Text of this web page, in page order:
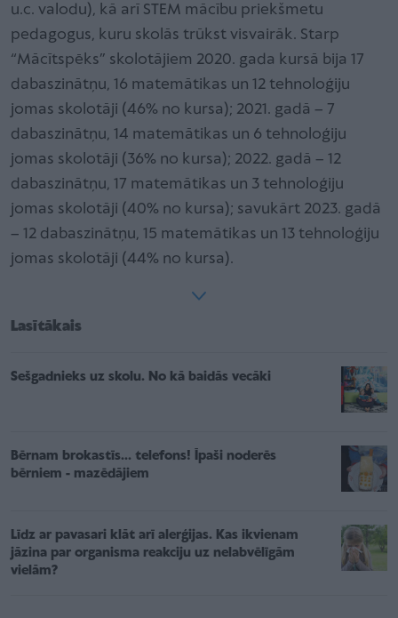
u.c. valodu), kā arī STEM mācību priekšmetu
pedagogus, kuru skolās trūkst visvairāk. Starp
“Mācītspēks” skolotājiem 2020. gada kursā bija 17
dabaszinātņu, 16 matemātikas un 12 tehnoloģiju
jomas skolotāji (46% no kursa); 2021. gadā – 7
dabaszinātņu, 14 matemātikas un 6 tehnoloģiju
jomas skolotāji (36% no kursa); 2022. gadā – 12
dabaszinātņu, 17 matemātikas un 3 tehnoloģiju
jomas skolotāji (40% no kursa); savukārt 2023. gadā
– 12 dabaszinātņu, 15 matemātikas un 13 tehnoloģiju
jomas skolotāji (44% no kursa).
Lasītākais
Sešgadnieks uz skolu. No kā baidās vecāki
Bērnam brokastīs... telefons! Īpaši noderēs
bērniem - mazēdājiem
Līdz ar pavasari klāt arī alerģijas. Kas ikvienam
jāzina par organisma reakciju uz nelabvēlīgām
vielām?